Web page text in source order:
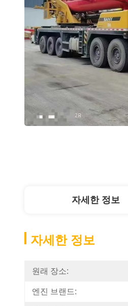
자세한 정보
자세한 정보
원래 장소:
엔진 브랜드: